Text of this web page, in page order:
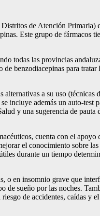
de Atención
. Este grupo de fármacos
todas las provincias
benzodiacepinas para
a su uso
además un auto-test
y una sugerencia de
cuenta con el
el conocimiento sobre
durante un tiempo
o en insomnio grave que
sueño por las noches.
de accidentes, caídas y